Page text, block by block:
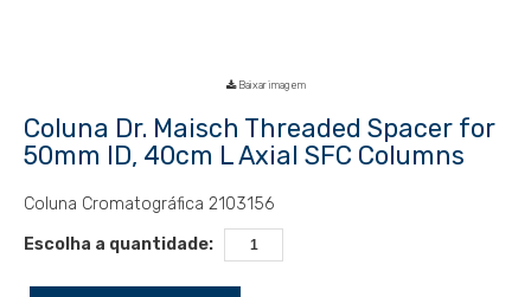
Baixar imagem
Coluna Dr. Maisch Threaded Spacer for
50mm ID, 40cm L Axial SFC Columns
Coluna Cromatográfica 2103156
Escolha a quantidade: